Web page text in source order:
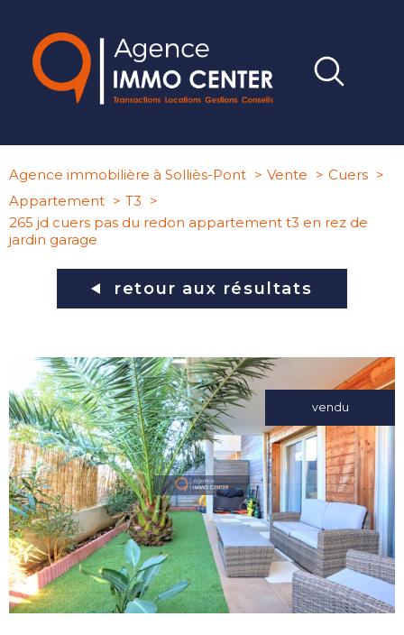
Agence immobilière à Solliès-Pont Vente
Cuers
Appartement
T3
265 jd cuers pas du redon appartement t3 en rez de
jardin garage
retour aux résultats
vendu